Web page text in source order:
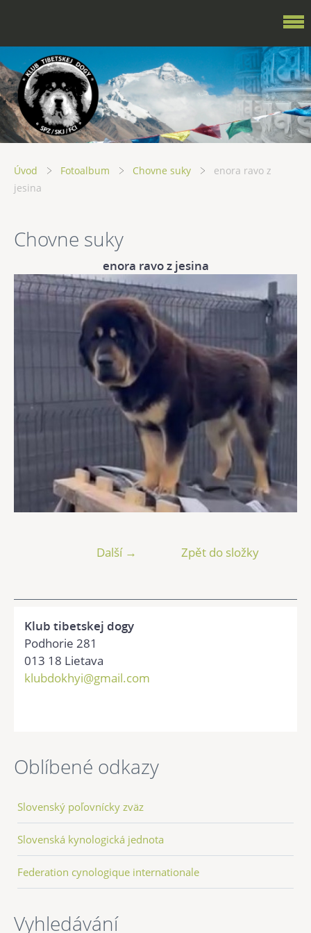
Úvod Fotoalbum Chovne suky
enora ravo z
jesina
Chovne suky
enora ravo z jesina
Další → Zpět do složky
Klub tibetskej dogy
Podhorie 281
013 18 Lietava
klubdokhyi@gmail.com
Oblíbené odkazy
Slovenský poľovnícky zväz
Slovenská kynologická jednota
Federation cynologique internationale
Vyhledávání